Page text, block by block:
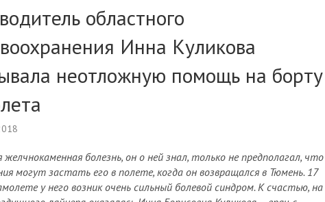
областного
Инна Куликова
неотложную помощь на борту
желчнокаменная болезнь, он о ней знал, только не предполагал, что
могут застать его в полете, когда он возвращался в Тюмень. 17
у него возник очень сильный болевой синдром. К счастью, на